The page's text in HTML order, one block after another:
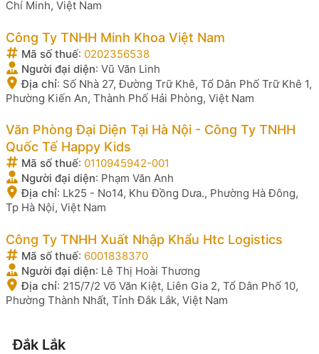
Chí Minh, Việt Nam
Công Ty TNHH Minh Khoa Việt Nam
Mã số thuế: 0202356538
Người đại diện: Vũ Văn Linh
Địa chỉ: Số Nhà 27, Đường Trữ Khê, Tổ Dân Phố Trữ Khê 1,
Phường Kiến An, Thành Phố Hải Phòng, Việt Nam
Văn Phòng Đại Diện Tại Hà Nội - Công Ty TNHH
Quốc Tế Happy Kids
Mã số thuế: 0110945942-001
Người đại diện: Phạm Văn Anh
Địa chỉ: Lk25 - No14, Khu Đồng Dưa., Phường Hà Đông,
Tp Hà Nội, Việt Nam
Công Ty TNHH Xuất Nhập Khẩu Htc Logistics
Mã số thuế: 6001838370
Người đại diện: Lê Thị Hoài Thương
Địa chỉ: 215/7/2 Võ Văn Kiệt, Liên Gia 2, Tổ Dân Phố 10,
Phường Thành Nhất, Tỉnh Đắk Lắk, Việt Nam
Đắk Lắk